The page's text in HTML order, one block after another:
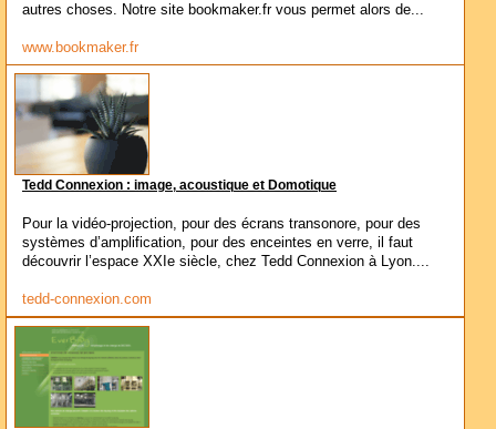
autres choses. Notre site bookmaker.fr vous permet alors de...
www.bookmaker.fr
Tedd Connexion : image, acoustique et Domotique
Pour la vidéo-projection, pour des écrans transonore, pour des
systèmes d’amplification, pour des enceintes en verre, il faut
découvrir l’espace XXIe siècle, chez Tedd Connexion à Lyon....
tedd-connexion.com